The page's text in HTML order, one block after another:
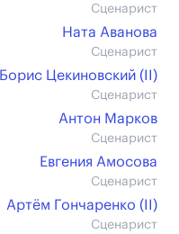
Сценарист
Ната Аванова
Сценарист
Борис Цекиновский (II)
Сценарист
Антон Марков
Сценарист
Евгения Амосова
Сценарист
Артём Гончаренко (II)
Сценарист